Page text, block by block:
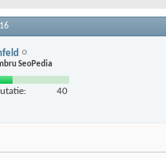
SeoPedia
40